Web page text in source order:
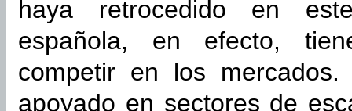
haya retrocedido en
española, en efecto,
competir en los
apoyado en sectores de